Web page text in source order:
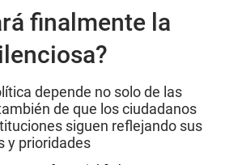
finalmente la
depende no solo de las
de que los ciudadanos
siguen reflejando sus
y prioridades